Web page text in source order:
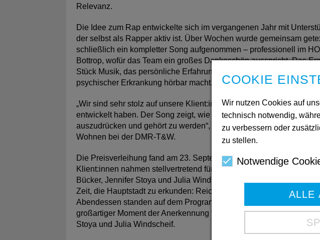
Relevanz.
Die Idee zum Rap entwickelte sich im vergangenen Jahr mit
der selbst als Rapper aktiv ist. Über Wochen wurde gemeinsam
schließlich ein kompletter Song aufgenommen – professionell im
Bottrop, wofür das Team ein großes Dankeschön ausspricht. Das
Stück Musik, das persönliche Erfahrungen, Sorgen und Hoffnungen
psychischer Erkrankung hörbar macht.
„Wir sind sehr stolz auf unsere Klient:innen, die mit großem Mut und
entwickelt haben. Der Song zeigt, wie Musik ein starkes Mittel sein
auszudrücken und gehört zu werden“, sagt Tanja Bücker,
Wohnen bei der DMR-T&W.
Die Preisverleihung fand am 23. September 2025 im „Kunstwerk
Klient:innen nahmen stellvertretend für die Gruppe teil – begleitet
Bücker, Jennifer Stoya und Julia Windscheif. Neben der feierlichen
Zeit, die Hauptstadt zu erkunden: Reichstag, Brandenburger Tor und
Abendessen standen auf dem Programm. „Es war ein
großartiger Moment der Anerkennung für alle Beteiligten“, berichten
Stoya und Julia Windscheif.
COOKIE
Wir nutzen Cookies auf
technisch notwendig,
zu verbessern oder
zu stellen.
Notwendige
ALLE